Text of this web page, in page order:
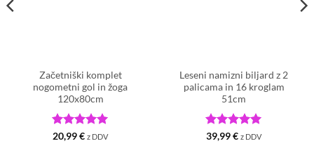
Začetniški komplet
nogometni gol in žoga
120x80cm
Ocenjeno5
20,99€ z DDV
Leseni namizni biljard z 2
palicama in 16 kroglam
51cm
Ocenjeno5
39,99€ z DDV